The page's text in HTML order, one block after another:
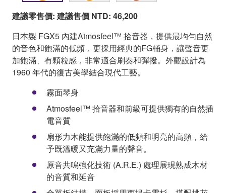
建議零售價: 建議售價 NTD: 46,200
日本製 FGX5 內建Atmosfeel™ 拾音器，提供最均勻自然
的音色和飽滿的低頻，更採用經典的FG桶身，讓聲音更
加飽滿、有顆粒感，非常適合刷奏和彈撥。外觀設計為
1960 年代的復古美學結合現代工藝。
霧面琴身
Atmosfeel™ 拾音器和前級可提供獨有的自然插
電音質
扇形力木能提供飽滿的低頻和明亮的高頻，給
予既溫暖又充滿力量的聲音。
原音共鳴強化技術 (A.R.E.) 處理展現熟成木材
的音質和延音